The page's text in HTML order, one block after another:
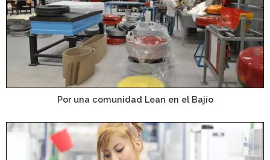
Por una comunidad Lean en el Bajío